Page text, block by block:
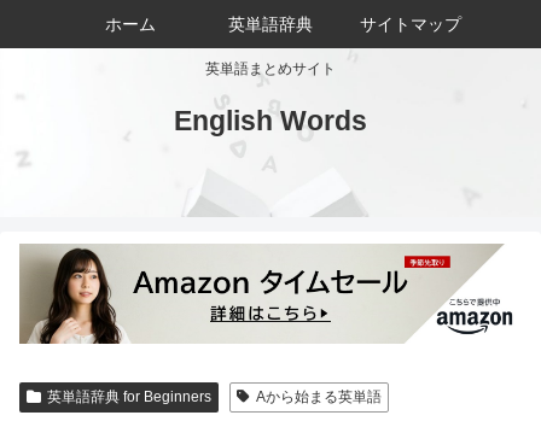
英単語まとめサイト
English Words
ホーム 英単語辞典 サイトマップ
英単語辞典 for Beginners Aから始まる英単語